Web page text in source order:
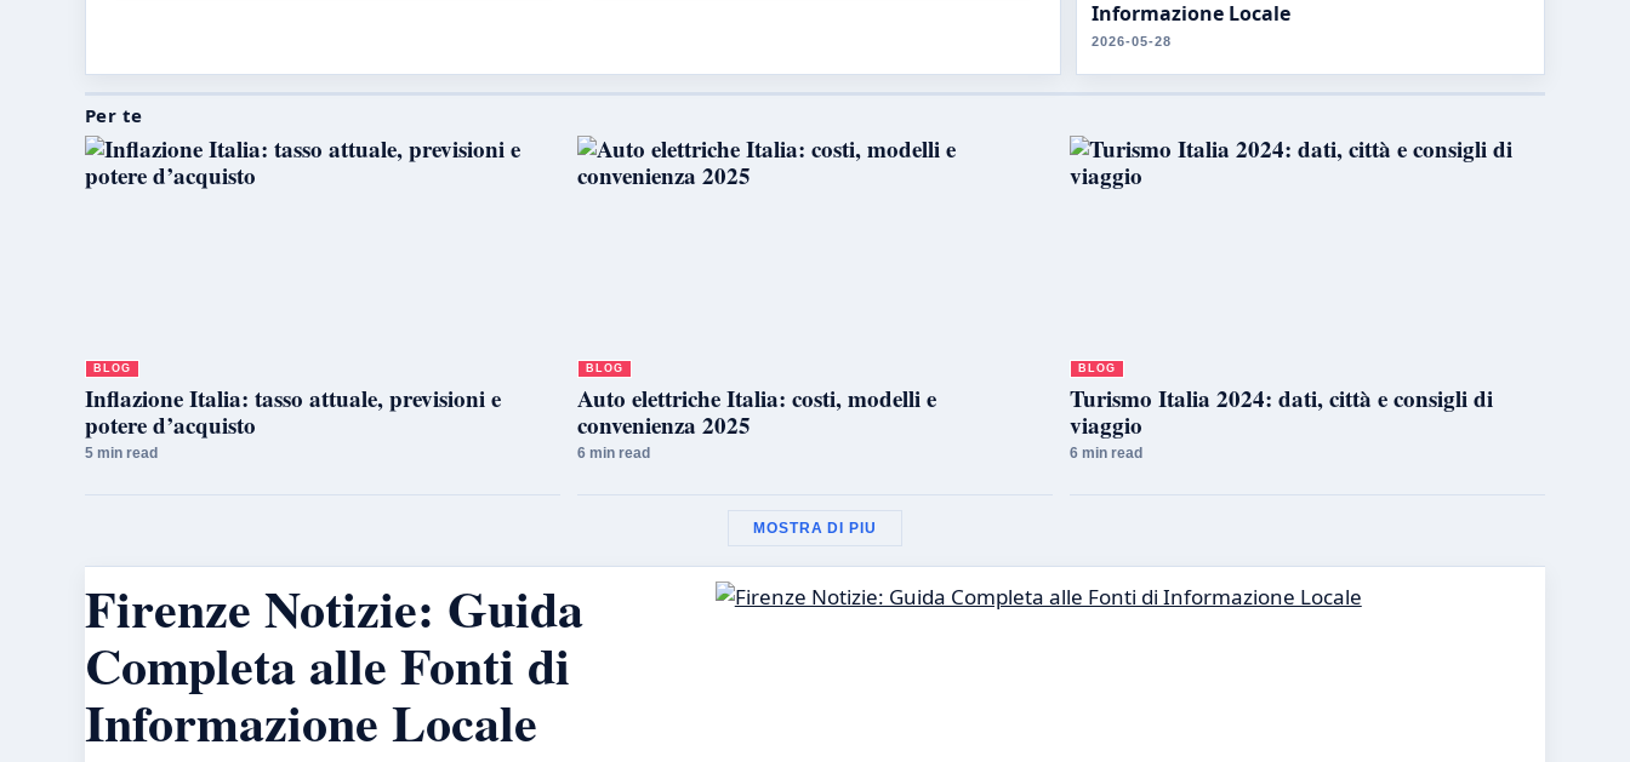
Informazione Locale
2026-05-28
Per te
BLOG
Inflazione Italia: tasso attuale, previsioni e
potere d’acquisto
5 min read
BLOG
Auto elettriche Italia: costi, modelli e
convenienza 2025
6 min read
BLOG
Turismo Italia 2024: dati, città e consigli di
viaggio
6 min read
MOSTRA DI PIU
Firenze Notizie: Guida
Completa alle Fonti di
Informazione Locale